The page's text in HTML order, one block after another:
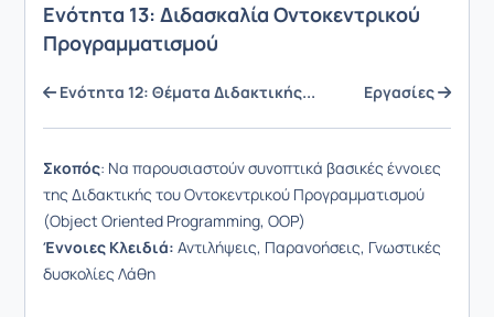
Ενότητα 13: Διδασκαλία Οντοκεντρικού
Προγραμματισμού
Ενότητα 12: Θέματα Διδακτικής... Εργασίες
Σκοπός: Να παρουσιαστούν συνοπτικά βασικές έννοιες
της Διδακτικής του Οντοκεντρικού Προγραμματισμού
(Object Oriented Programming, OOP)
Έννοιες Κλειδιά: Αντιλήψεις, Παρανοήσεις, Γνωστικές
δυσκολίες Λάθη